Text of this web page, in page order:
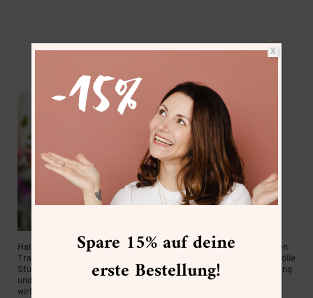
Hallo, ich bin Frau Hölle aus München! Seit Mai 2016 lebe ich meinen
Traum als “Lettering/Watercolor Artist & Coach”. Mit dem “Frau Hölle
Studio” verbreite ich die Faszination der modernen Schriftgestaltung
und Aquarellmalerei und beweise dabei immer wieder, dass Kunst
wirklich jeder kann!
Spare 15% auf deine
erste Bestellung!
X